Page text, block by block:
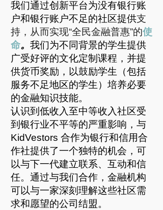
我们通过创新平台为没有银行账
户和银行账户不足的社区提供支
持，从而实现“全民金融普惠”的使
命。 我们为不同背景的学生提供
广受好评的文化定制课程，并提
供货币奖励，以鼓励学生（包括
服务不足地区的学生）培养必要
的金融知识技能。
认识到低收入至中等收入社区受
到银行业不平等的严重影响，与
KidVestors 合作为银行和信用合
作社提供了一个独特的机会，可
以与下一代建立联系、互动和信
任。通过与我们合作，金融机构
可以与一家深刻理解这些社区需
求和愿望的公司结盟。